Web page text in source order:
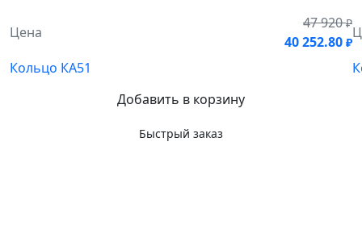
Цена
47 920₽
40 252.80 ₽
Кольцо КА51
Добавить в корзину
Быстрый заказ